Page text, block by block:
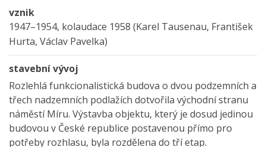
vznik
1947–1954, kolaudace 1958 (Karel Tausenau, František
Hurta, Václav Pavelka)
stavební vývoj
Rozlehlá funkcionalistická budova o dvou podzemních a
třech nadzemních podlažích dotvořila východní stranu
náměstí Míru. Výstavba objektu, který je dosud jedinou
budovou v České republice postavenou přímo pro
potřeby rozhlasu, byla rozdělena do tří etap.